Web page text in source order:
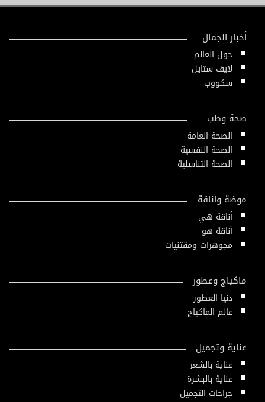
أخبار الجمال
حول العالم
لايف ستايل
سكووب
صحة وطب
الصحة العامة
الصحة النفسية
الصحة التناسلية
موضة وأناقة
أناقة هي
أناقة هو
مجوهرات ومقتنيات
ماكياج وعطور
دنيا العطور
عالم الماكياج
عناية وتجميل
عناية بالشعر
عناية بالبشرة
جراحات التجميل